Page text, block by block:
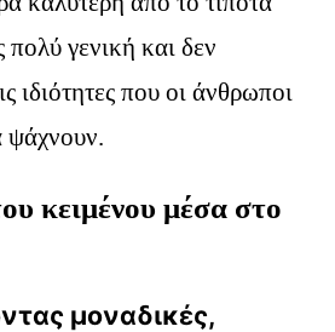
πολύ γενική και δεν
ιδιότητες που οι άνθρωποι
ψάχνουν.
κειμένου μέσα στο
μοναδικές,